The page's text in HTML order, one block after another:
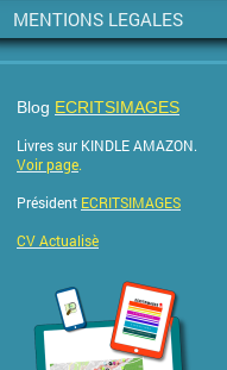
MENTIONS LEGALES
Blog ECRITSIMAGES
Livres sur KINDLE AMAZON.
Voir page.
Président ECRITSIMAGES
CV Actualisè